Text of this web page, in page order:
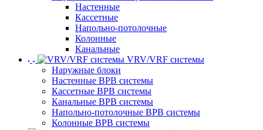
Настенные
Кассетные
Напольно-потолочные
Колонные
Канальные
VRV/VRF системы
Наружные блоки
Настенные ВРВ системы
Кассетные ВРВ системы
Канальные ВРВ системы
Напольно-потолочные ВРВ системы
Колонные ВРВ системы